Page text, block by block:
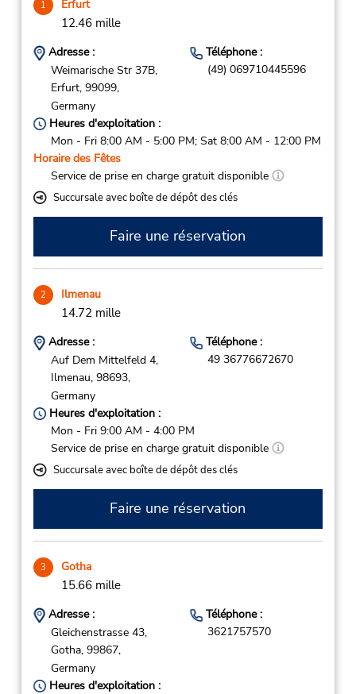
1 Erfurt
12.46 mille
Adresse :
Weimarische Str 37B,
Erfurt, 99099,
Germany
Téléphone :
(49) 069710445596
Heures d'exploitation :
Mon - Fri 8:00 AM - 5:00 PM; Sat 8:00 AM - 12:00 PM
Horaire des Fêtes
Service de prise en charge gratuit disponible
Succursale avec boîte de dépôt des clés
Faire une réservation
2 Ilmenau
14.72 mille
Adresse :
Auf Dem Mittelfeld 4,
Ilmenau, 98693,
Germany
Téléphone :
49 36776672670
Heures d'exploitation :
Mon - Fri 9:00 AM - 4:00 PM
Service de prise en charge gratuit disponible
Succursale avec boîte de dépôt des clés
Faire une réservation
3 Gotha
15.66 mille
Adresse :
Gleichenstrasse 43,
Gotha, 99867,
Germany
Téléphone :
3621757570
Heures d'exploitation :